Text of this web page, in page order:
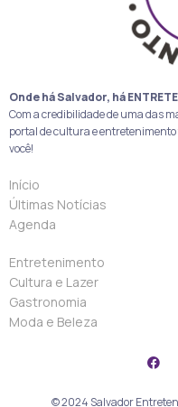
Onde há Salvador, há
Com a credibilidade de uma das
portal de cultura e
você!
Início
Últimas Notícias
Agenda
Entretenimento
Cultura e Lazer
Gastronomia
Moda e Beleza
© 2024 Salvador